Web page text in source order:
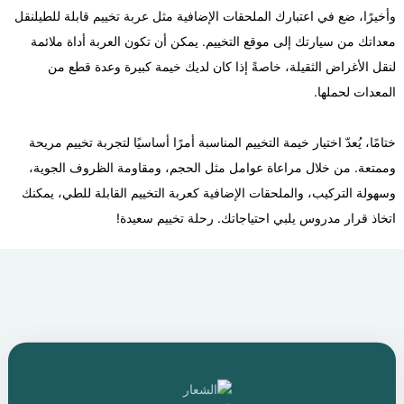
وأخيرًا، ضع في اعتبارك الملحقات الإضافية مثل عربة تخييم قابلة للطيلنقل
معداتك من سيارتك إلى موقع التخييم. يمكن أن تكون العربة أداة ملائمة
لنقل الأغراض الثقيلة، خاصةً إذا كان لديك خيمة كبيرة وعدة قطع من
المعدات لحملها.
ختامًا، يُعدّ اختيار خيمة التخييم المناسبة أمرًا أساسيًا لتجربة تخييم مريحة
وممتعة. من خلال مراعاة عوامل مثل الحجم، ومقاومة الظروف الجوية،
وسهولة التركيب، والملحقات الإضافية كعربة التخييم القابلة للطي، يمكنك
اتخاذ قرار مدروس يلبي احتياجاتك. رحلة تخييم سعيدة!